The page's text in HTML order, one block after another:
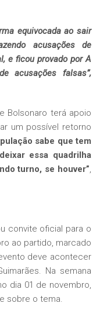
equivocada ao sair
acusações de
e ficou provado por A
acusações falsas”,
Bolsonaro terá apoio
um possível retorno
sabe que tem
essa quadrilha
turno, se houver”,
convite oficial para o
ao partido, marcado
deve acontecer
Na semana
dia 01 de novembro,
sobre o tema.